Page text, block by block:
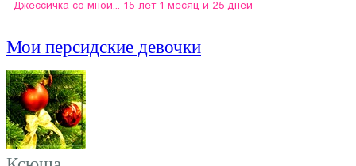
Мои персидские девочки